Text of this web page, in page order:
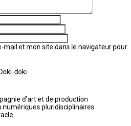
mail et mon site dans le navigateur pour
doki
d’art et de production
numériques pluridisciplinaires